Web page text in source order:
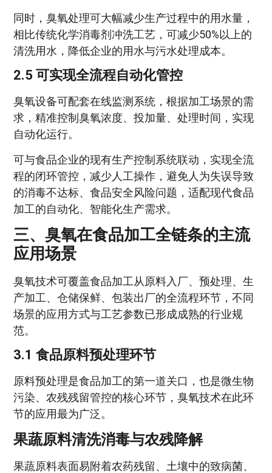
同时，臭氧处理可大幅减少生产过程中的用水量，
相比传统化学消毒剂冲洗工艺，可减少50%以上的
清洗用水，降低企业的用水与污水处理成本。
2.5 可实现全流程自动化管控
臭氧设备可配套在线监测系统，根据加工场景的需
求，精准控制臭氧浓度、投加量、处理时间，实现
自动化运行。
可与食品企业的现有生产控制系统联动，实现全流
程的闭环管控，减少人工操作，避免人为失误导致
的消毒不达标、食品安全风险问题，适配现代食品
加工的自动化、智能化生产需求。
三、臭氧在食品加工全链条的主流
应用场景
臭氧技术可覆盖食品加工从原料入厂、预处理、生
产加工、仓储保鲜、包装出厂的全流程环节，不同
场景的应用方式与工艺参数已形成成熟的行业规
范。
3.1 食品原料预处理环节
原料预处理是食品加工的第一道关口，也是微生物
污染、农残残留管控的核心环节，臭氧技术在此环
节的应用最为广泛。
果蔬原料清洗消毒与农残降解
果蔬原料表面易附着农药残留、土壤中的致病菌、